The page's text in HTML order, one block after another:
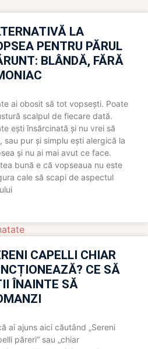
LA
PENTRU PĂRUL
BLÂNDĂ, FĂRĂ
ai obosit să tot vopsești. Poate
scalpul de fiecare dată.
ești însărcinată și nu vrei să
sau pur și simplu ești alergică la
și nu ai mai avut ce face.
bună e că vopseaua nu este
cale să scapi de aspectul
CAPELLI CHIAR
CE SĂ
ÎNAINTE SĂ
ai ajuns aici căutând „Sereni
păreri” sau „chiar